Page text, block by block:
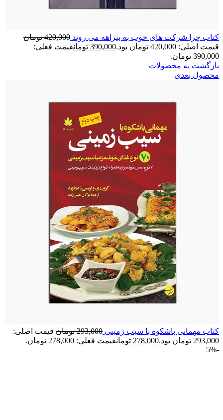
کتاب چرا شرکت های خوب به بیراهه می روند 420,000 تومان
قیمت اصلی: 420,000 تومان بود.
390,000 تومانقیمت فعلی:
390,000 تومان.
بازگشت به محصولات
محصول بعدی
کتاب مهمانی باشکوه با سيب زمينی 293,000 تومان قیمت اصلی:
293,000 تومان بود.
278,000 تومانقیمت فعلی: 278,000 تومان.
-5%